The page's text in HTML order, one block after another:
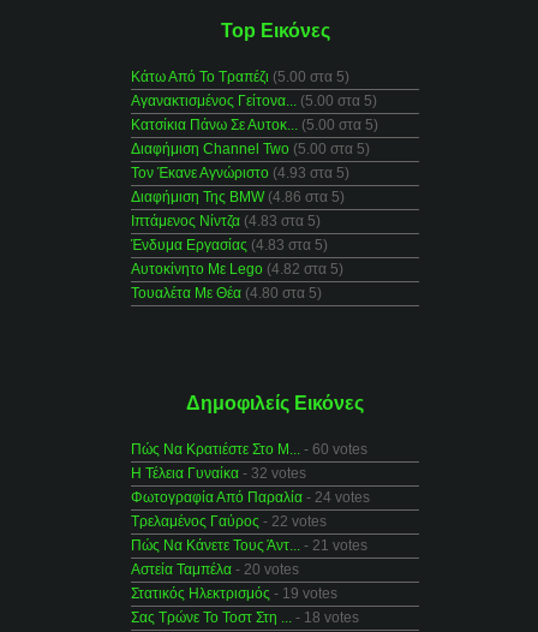
Top Εικόνες
Κάτω Από Το Τραπέζι (5.00 στα 5)
Αγανακτισμένος Γείτονα... (5.00 στα 5)
Κατσίκια Πάνω Σε Αυτοκ... (5.00 στα 5)
Διαφήμιση Channel Two (5.00 στα 5)
Τον Έκανε Αγνώριστο (4.93 στα 5)
Διαφήμιση Της BMW(4.86 στα 5)
Ιπτάμενος Νίντζα (4.83 στα 5)
Ένδυμα Εργασίας (4.83 στα 5)
Αυτοκίνητο Με Lego (4.82 στα 5)
Τουαλέτα Με Θέα (4.80 στα 5)
Δημοφιλείς Εικόνες
Πώς Να Κρατιέστε Στο Μ... - 60 votes
Η Τέλεια Γυναίκα - 32 votes
Φωτογραφία Από Παραλία - 24 votes
Τρελαμένος Γαύρος - 22 votes
Πώς Να Κάνετε Τους Άντ... - 21 votes
Αστεία Ταμπέλα - 20 votes
Στατικός Ηλεκτρισμός - 19 votes
Σας Τρώνε Το Τοστ Στη ... - 18 votes